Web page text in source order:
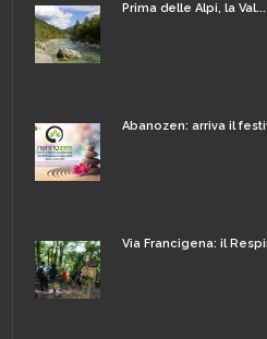
Prima delle Alpi, la Val...
Abanozen: arriva il
Via Francigena: il